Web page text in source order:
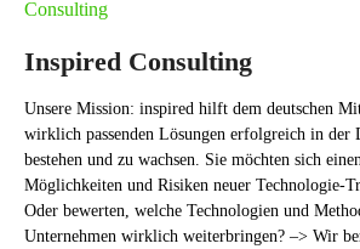
Inspired Consulting
Unsere Mission: inspired hilft dem deutschen
wirklich passenden Lösungen erfolgreich in der
bestehen und zu wachsen. Sie möchten sich
Möglichkeiten und Risiken neuer Technologie-
Oder bewerten, welche Technologien und
Unternehmen wirklich weiterbringen?‍ –> Wir